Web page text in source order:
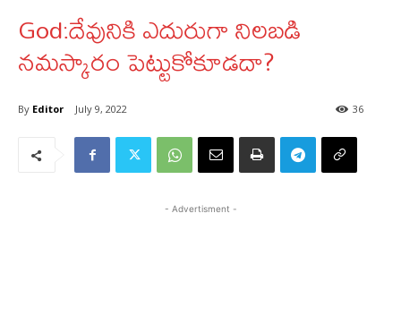
God:దేవునికి ఎదురుగా నిలబడి
నమస్కారం పెట్టుకోకూడదా?
By Editor July 9, 2022 36
- Advertisment -